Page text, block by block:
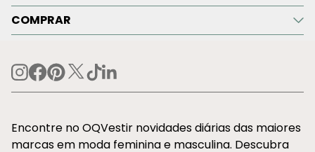
COMPRAR
Encontre no OQVestir novidades diárias das maiores
marcas em moda feminina e masculina. Descubra